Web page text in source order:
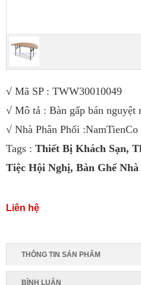
√ Mã SP : TWW30010049
√ Mô tả : Bàn gấp bán nguyệt
√ Nhà Phân Phối :NamTienCo
Tags : Thiết Bị Khách Sạn,
Tiệc Hội Nghị, Bàn Ghế
Liên hệ
THÔNG TIN SẢN PHẨM
BÌNH LUẬN